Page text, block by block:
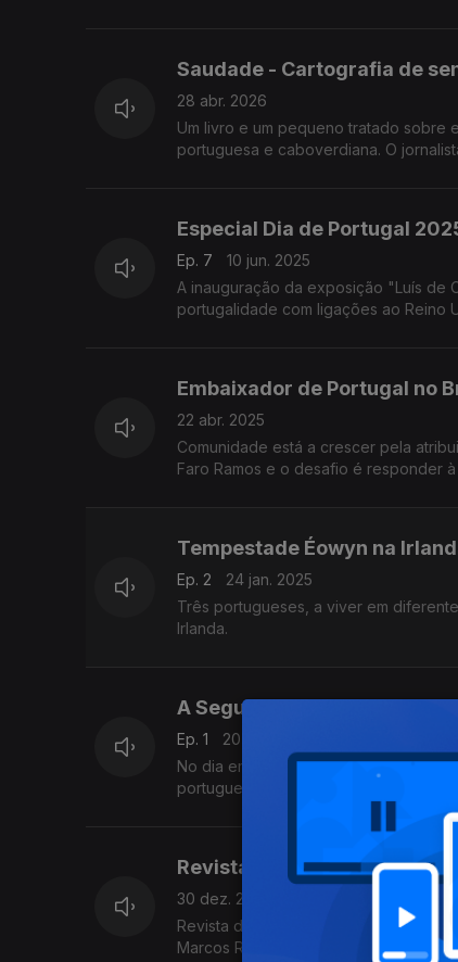
Saudade - Cartografia de
28 abr. 2026
Um livro e um pequeno tratado sobre
portuguesa e caboverdiana. O
Especial Dia de Portugal
Ep. 7
10 jun. 2025
A inauguração da exposição "Luís de
portugalidade com ligações ao Reino
Embaixador de Portugal no
22 abr. 2025
Comunidade está a crescer pela
Faro Ramos e o desafio é responder
Tempestade Éowyn na
Ep. 2
24 jan. 2025
Três portugueses, a viver em
Irlanda.
A Segunda América de Trump
Ep. 1
20 jan. 2025
No dia em que o próximo presidente
portugueses e dos lusodescententes.
Revista do do Ano:
30 dez. 2024
Revista do Ano das Comunidades
Marcos Ramos Jardim e Daniel